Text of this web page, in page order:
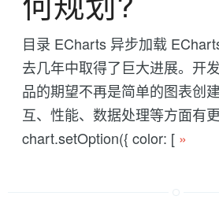
目录 ECharts 异步加载
去几年中取得了巨大进展。开
品的期望不再是简单的图表创
互、性能、数据处理等方面有
chart.setOption({ color: [ »